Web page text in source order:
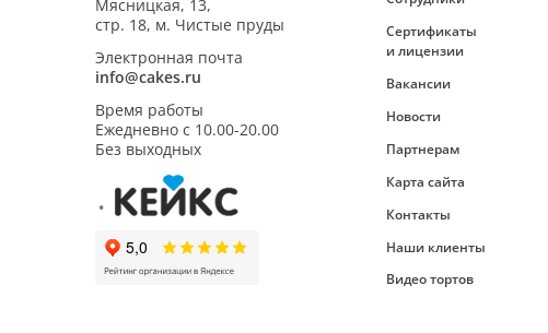
Мясницкая, 13,
стр. 18, м. Чистые пруды
Электронная почта
info@cakes.ru
Время работы
Ежедневно с 10.00-20.00
Без выходных
Сертификаты
и лицензии
Вакансии
Новости
Партнерам
Карта сайта
Контакты
Наши клиенты
Видео тортов